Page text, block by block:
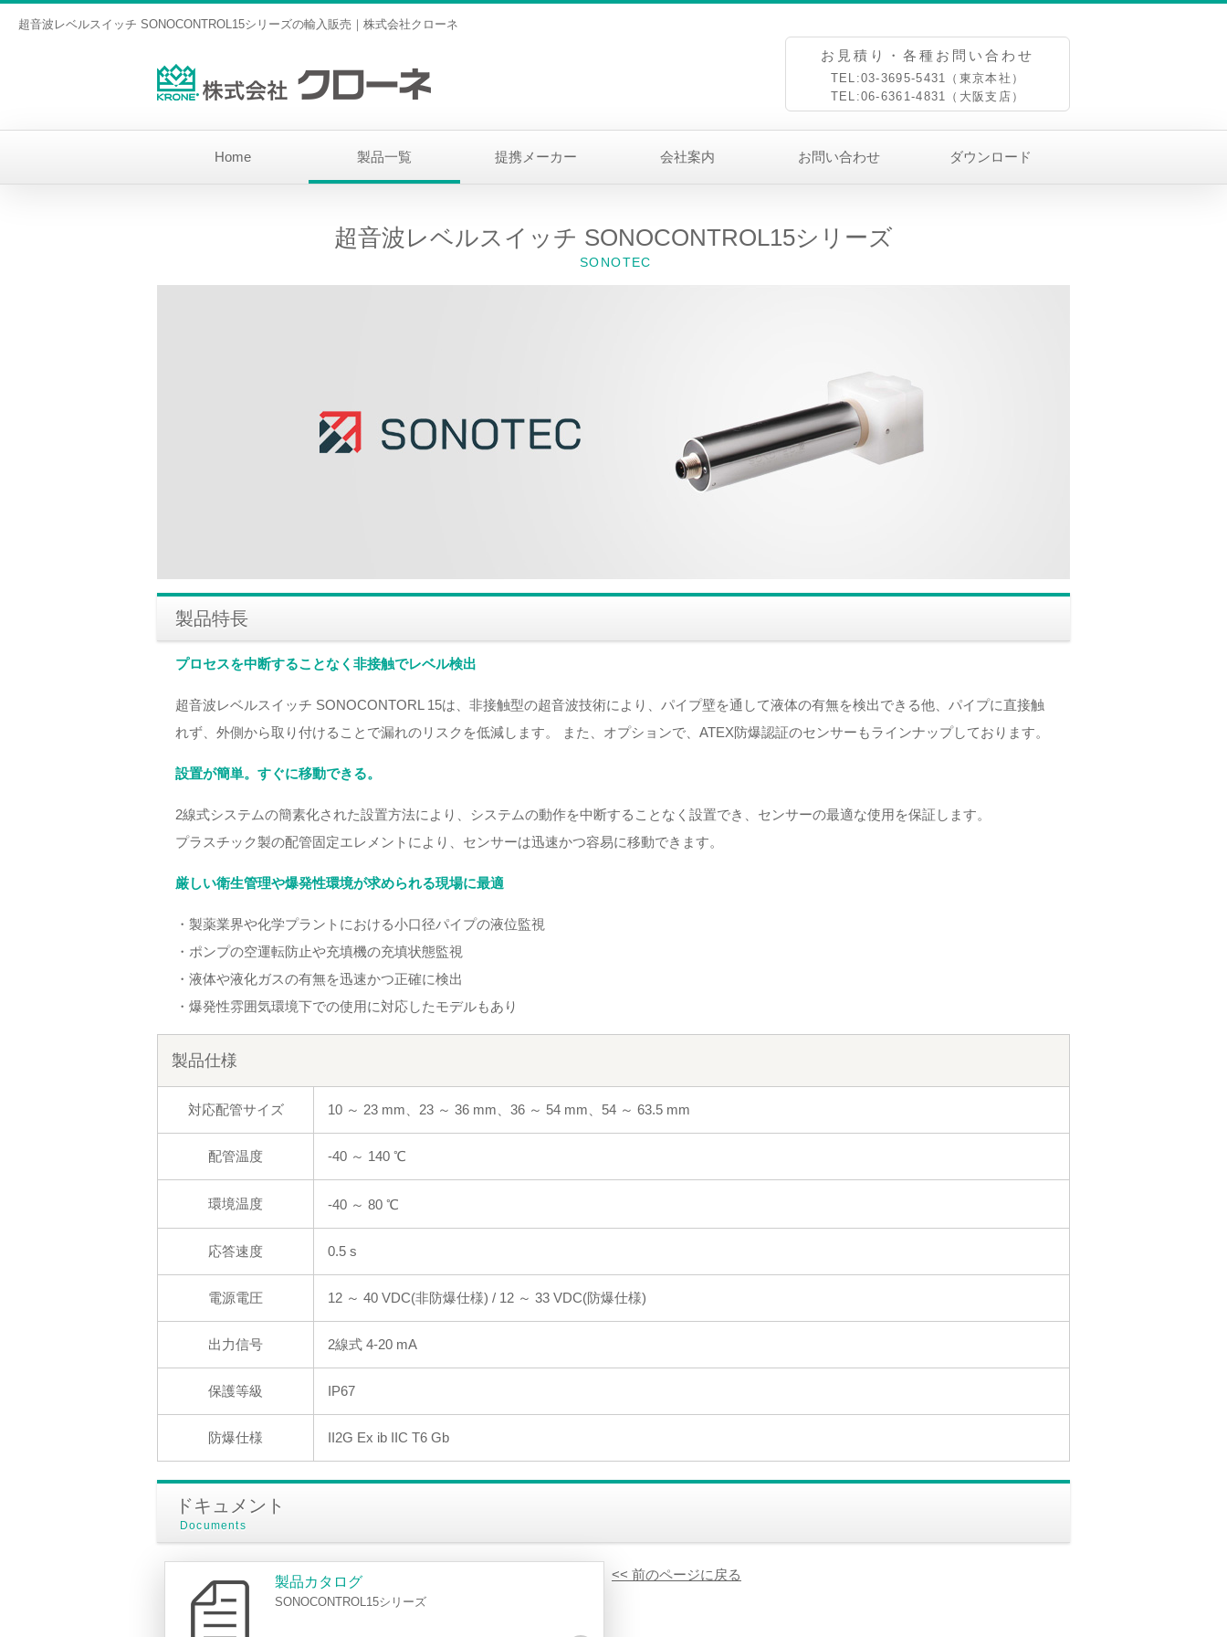
超音波レベルスイッチ SONOCONTROL15シリーズの輸入販売｜株式会社クローネ
お見積り・各種お問い合わせ
TEL:03-3695-5431（東京本社）
TEL:06-6361-4831（大阪支店）
Home 製品一覧 提携メーカー 会社案内 お問い合わせ ダウンロード
超音波レベルスイッチ SONOCONTROL15シリーズ
SONOTEC
製品特長
プロセスを中断することなく非接触でレベル検出
超音波レベルスイッチ SONOCONTORL 15は、非接触型の超音波技術により、パイプ壁を通して液体の有無を検出できる他、パイプに直接触
れず、外側から取り付けることで漏れのリスクを低減します。 また、オプションで、ATEX防爆認証のセンサーもラインナップしております。
設置が簡単。すぐに移動できる。
2線式システムの簡素化された設置方法により、システムの動作を中断することなく設置でき、センサーの最適な使用を保証します。
プラスチック製の配管固定エレメントにより、センサーは迅速かつ容易に移動できます。
厳しい衛生管理や爆発性環境が求められる現場に最適
・製薬業界や化学プラントにおける小口径パイプの液位監視
・ポンプの空運転防止や充填機の充填状態監視
・液体や液化ガスの有無を迅速かつ正確に検出
・爆発性雰囲気環境下での使用に対応したモデルもあり
製品仕様
対応配管サイズ 10 ～ 23 mm、23 ～ 36 mm、36 ～ 54 mm、54 ～ 63.5 mm
配管温度 -40 ～ 140 ℃
環境温度 -40 ～ 80 ℃
応答速度 0.5 s
電源電圧 12 ～ 40 VDC(非防爆仕様) / 12 ～ 33 VDC(防爆仕様)
出力信号 2線式 4-20 mA
保護等級 IP67
防爆仕様 II2G Ex ib IIC T6 Gb
ドキュメント
Documents
製品カタログ
SONOCONTROL15シリーズ
<< 前のページに戻る